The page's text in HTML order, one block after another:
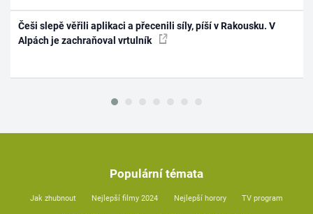
Češi slepě věřili aplikaci a přecenili síly, píší v Rakousku. V
Alpách je zachraňoval vrtulník
Populární témata
Jak zhubnout Nejlepší filmy 2024 Nejlepší horory TV program